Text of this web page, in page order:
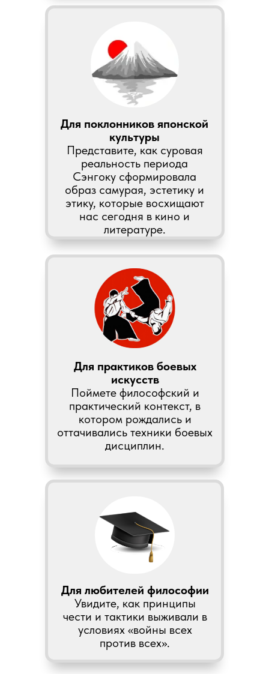
Для поклонников японской
культуры
Представите, как суровая
реальность периода
Сэнгоку сформировала
образ самурая, эстетику и
этику, которые восхищают
нас сегодня в кино и
литературе.
Для практиков боевых
искусств
Поймете философский и
практический контекст, в
котором рождались и
оттачивались техники боевых
дисциплин.
Для любителей философии
Увидите, как принципы
чести и тактики выживали в
условиях «войны всех
против всех».